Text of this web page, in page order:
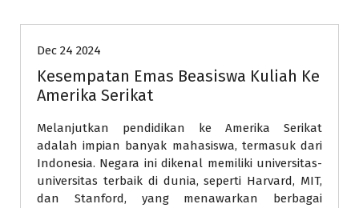
Dec 24 2024
Kesempatan Emas Beasiswa Kuliah Ke
Amerika Serikat
Melanjutkan pendidikan ke Amerika Serikat
adalah impian banyak mahasiswa, termasuk dari
Indonesia. Negara ini dikenal memiliki universitas-
universitas terbaik di dunia, seperti Harvard, MIT,
dan Stanford, yang menawarkan berbagai